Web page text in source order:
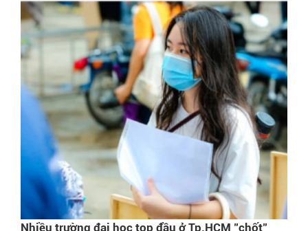
Nhiều trường đại học top đầu ở Tp.HCM "chốt"